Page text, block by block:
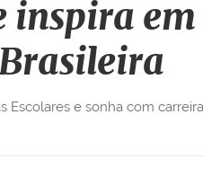
inspira
Escolares e sonha com